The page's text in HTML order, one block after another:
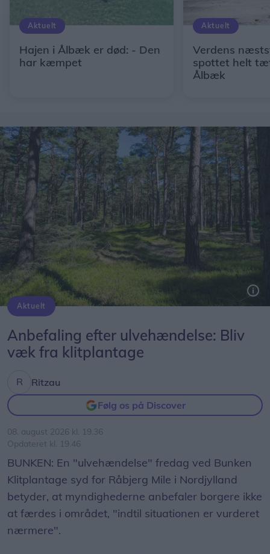
Aktuelt
Hajen i Ålbæk er død: - Den
har kæmpet
Aktuelt
Verdens
spottet helt
Ålbæk
Aktuelt
Anbefaling efter ulvehændelse: Bliv
væk fra klitplantage
Ritzau
Følg os på Discover
08. august 2026 kl. 19.36
Opdateret kl. 19.46
BUNKEN: En "ulvehændelse" fredag ved Bunken
Klitplantage syd for Råbjerg Mile i Nordjylland
betyder, at myndighederne anbefaler borgere ikke
at færdes i området, "indtil situationen er vurderet
nærmere".